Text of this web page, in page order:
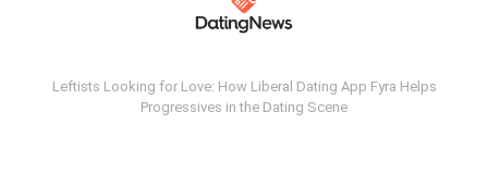
Leftists Looking for Love: How Liberal Dating App Fyra Helps
Progressives in the Dating Scene